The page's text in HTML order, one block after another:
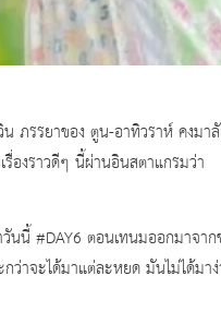
ยาของ ตูน-อาทิวราห์ คงมาลั
รื่องราวดีๆ นี้ผ่านอินสตาแกรมว่า
นนี้#DAY6 ตอนเทนมออกมาจา
กว่าจะได้มาแต่ละหยด มันไม่ได้ม